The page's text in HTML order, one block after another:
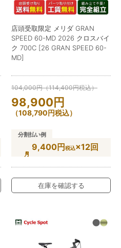
店頭受取限定 メリダ GRAN
SPEED 60-MD 2026 クロスバイ
ク 700C [26 GRAN SPEED 60-
MD]
104,000円（114,400円税込）
98,900円
（108,790円税込）
分割払い例
9,400円税込×12回
在庫を確認する